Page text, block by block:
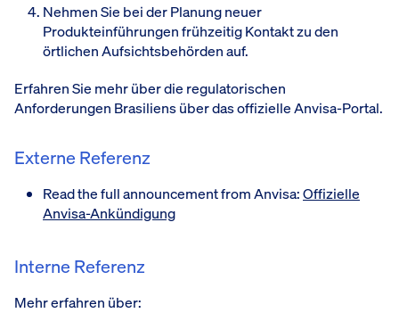
Nehmen Sie bei der Planung neuer
Produkteinführungen frühzeitig Kontakt zu den
örtlichen Aufsichtsbehörden auf.
Erfahren Sie mehr über die regulatorischen
Anforderungen Brasiliens über das offizielle Anvisa-Portal.
Externe Referenz
Read the full announcement from Anvisa:Offizielle
Anvisa-Ankündigung
Interne Referenz
Mehr erfahren über: